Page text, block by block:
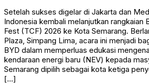
Setelah sukses digelar di Jakarta dan
Indonesia kembali melanjutkan rangkaian
Fest (TCF) 2026 ke Kota Semarang.
Plaza, Simpang Lima, acara ini menjadi
BYD dalam memperluas edukasi
kendaraan energi baru (NEV) kepada
Semarang dipilih sebagai kota ketiga
[…]